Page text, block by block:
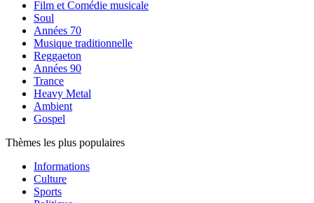
Film et Comédie musicale
Soul
Années 70
Musique traditionnelle
Reggaeton
Années 90
Trance
Heavy Metal
Ambient
Gospel
Thèmes les plus populaires
Informations
Culture
Sports